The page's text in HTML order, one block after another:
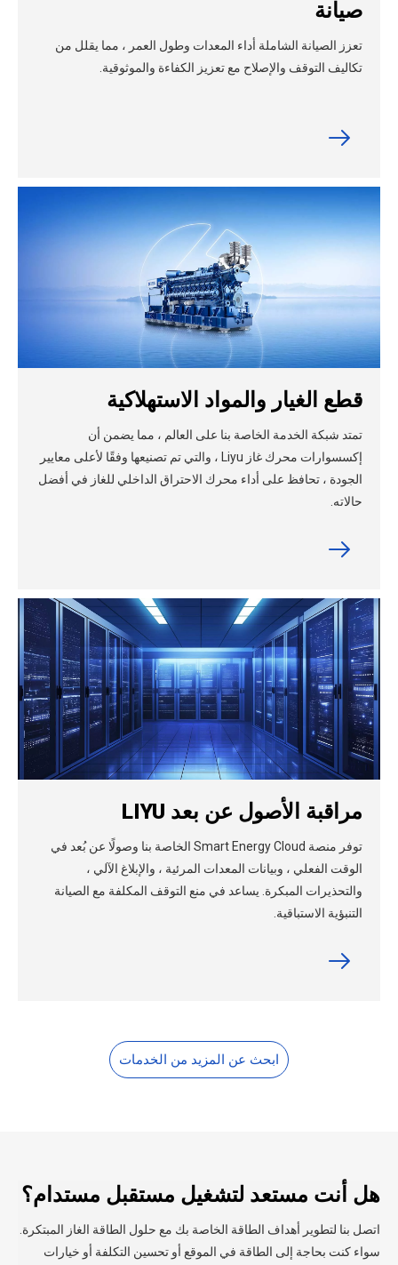
صيانة
تعزز الصيانة الشاملة أداء المعدات وطول العمر ، مما يقلل من
تكاليف التوقف والإصلاح مع تعزيز الكفاءة والموثوقية.
قطع الغيار والمواد الاستهلاكية
تمتد شبكة الخدمة الخاصة بنا على العالم ، مما يضمن أن
إكسسوارات محرك غاز Liyu ، والتي تم تصنيعها وفقًا لأعلى معايير
الجودة ، تحافظ على أداء محرك الاحتراق الداخلي للغاز في أفضل
حالاته.
مراقبة الأصول عن بعد LIYU
توفر منصة Smart Energy Cloud الخاصة بنا وصولًا عن بُعد في
الوقت الفعلي ، وبيانات المعدات المرئية ، والإبلاغ الآلي ،
والتحذيرات المبكرة. يساعد في منع التوقف المكلفة مع الصيانة
التنبؤية الاستباقية.
ابحث عن المزيد من الخدمات
هل أنت مستعد لتشغيل مستقبل مستدام؟
اتصل بنا لتطوير أهداف الطاقة الخاصة بك مع حلول الطاقة الغاز المبتكرة.
سواء كنت بحاجة إلى الطاقة في الموقع أو تحسين التكلفة أو خيارات